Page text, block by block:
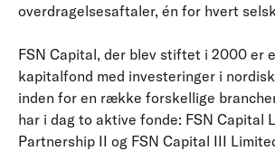
overdragelsesaftaler, én for hvert
FSN Capital, der blev stiftet i 2000 er
kapitalfond med investeringer i
inden for en række forskellige
har i dag to aktive fonde: FSN Capital
Partnership II og FSN Capital III